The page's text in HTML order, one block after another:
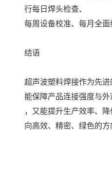
行每日焊头检查、
每周设备校准、每月全
结语
超声波塑料焊接作为先
能保障产品连接强度与
，又能提升生产效率、
向高效、精密、绿色的方